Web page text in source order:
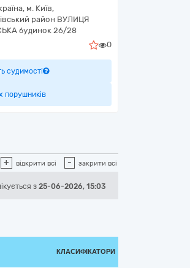
, м. Київ,
район ВУЛИЦЯ
будинок 26/28
0
судимості
порушників
+ відкрити всі - закрити всі
з 25-06-2026, 15:03
КЛАСИФІКАТОРИ